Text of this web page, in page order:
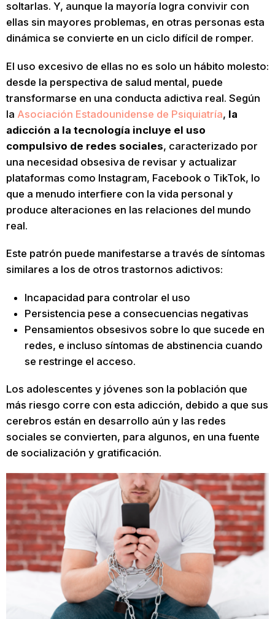
soltarlas. Y, aunque la mayoría logra convivir con
ellas sin mayores problemas, en otras personas esta
dinámica se convierte en un ciclo difícil de romper.
El uso excesivo de ellas no es solo un hábito molesto:
desde la perspectiva de salud mental, puede
transformarse en una conducta adictiva real. Según
la Asociación Estadounidense de Psiquiatría, la
adicción a la tecnología incluye el uso
compulsivo de redes sociales, caracterizado por
una necesidad obsesiva de revisar y actualizar
plataformas como Instagram, Facebook o TikTok, lo
que a menudo interfiere con la vida personal y
produce alteraciones en las relaciones del mundo
real.
Este patrón puede manifestarse a través de síntomas
similares a los de otros trastornos adictivos:
Incapacidad para controlar el uso
Persistencia pese a consecuencias negativas
Pensamientos obsesivos sobre lo que sucede en
redes, e incluso síntomas de abstinencia cuando
se restringe el acceso.
Los adolescentes y jóvenes son la población que
más riesgo corre con esta adicción, debido a que sus
cerebros están en desarrollo aún y las redes
sociales se convierten, para algunos, en una fuente
de socialización y gratificación.